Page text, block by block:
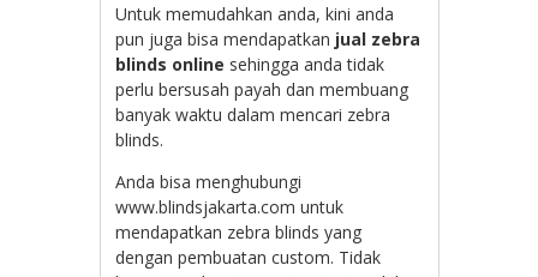
Untuk memudahkan anda, kini anda
pun juga bisa mendapatkan jual zebra
blinds online sehingga anda tidak
perlu bersusah payah dan membuang
banyak waktu dalam mencari zebra
blinds.
Anda bisa menghubungi
www.blindsjakarta.com untuk
mendapatkan zebra blinds yang
dengan pembuatan custom. Tidak